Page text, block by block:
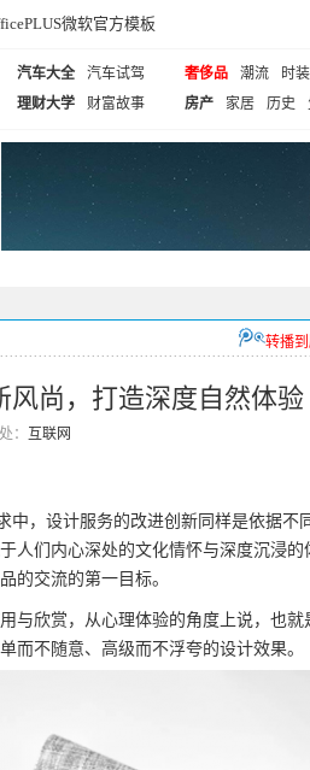
微软官方模板
汽车大全
汽车试驾
理财大学
财富故事
奢侈品 潮流 时装
房产
家居 历史
转播
风尚，打造深度自然体验
： 互联网
，设计服务的改进创新同样是依据不
人们内心深处的文化情怀与深度沉浸的
的交流的第一目标。
欣赏，从心理体验的角度上说，也就
而不随意、高级而不浮夸的设计效果。